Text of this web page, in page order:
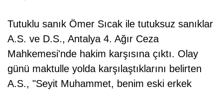
Tutuklu sanık Ömer Sıcak ile tutuksuz sanıklar
A.S. ve D.S., Antalya 4. Ağır Ceza
Mahkemesi'nde hakim karşısına çıktı. Olay
günü maktulle yolda karşılaştıklarını belirten
A.S., "Seyit Muhammet, benim eski erkek